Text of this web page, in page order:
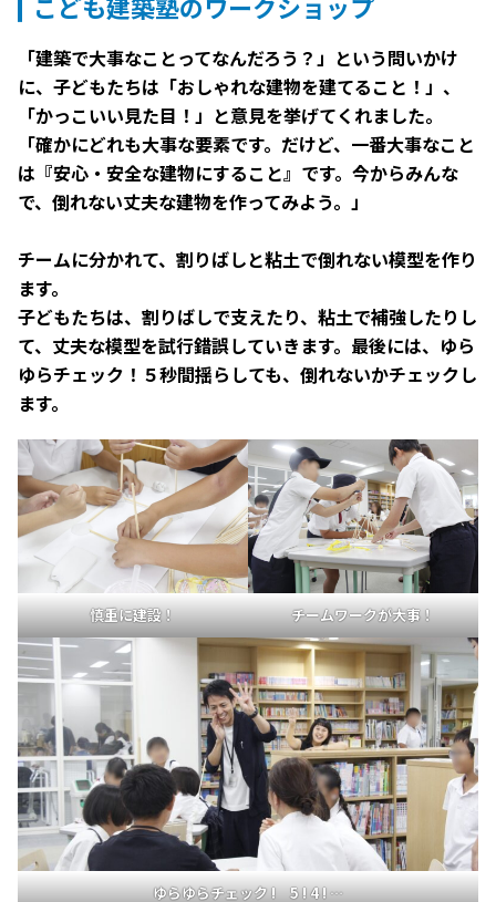
「建築で大事なことってなんだろう？」という問いかけ
に、子どもたちは「おしゃれな建物を建てること！」、
「かっこいい見た目！」と意見を挙げてくれました。
「確かにどれも大事な要素です。だけど、一番大事なこと
は『安心・安全な建物にすること』です。今からみんな
で、倒れない丈夫な建物を作ってみよう。」
チームに分かれて、割りばしと粘土で倒れない模型を作り
ます。
子どもたちは、割りばしで支えたり、粘土で補強したりし
て、丈夫な模型を試行錯誤していきます。最後には、ゆら
ゆらチェック！５秒間揺らしても、倒れないかチェックし
ます。
慎重に建設！ チームワークが大事！
ゆらゆらチェック ! 5 ! 4 ! …